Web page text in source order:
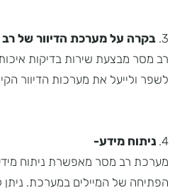
3. בקרה על מערכת הדיוור של
רב מסר מבצעת שירות בדיקות
לשפר ולייעל את מערכות הדיוור
4. ניתוח מידע-
מערכת רב מסר מאפשרת ניתוח
הפתיחה של המיילים במערכת.